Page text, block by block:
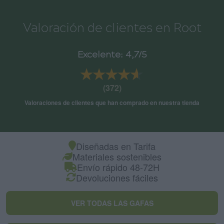
Valoración de clientes en Root
Excelente: 4,7/5
★★★★★
★★★★★
(372)
Valoraciones de clientes que han comprado en nuestra tienda
Diseñadas en Tarifa
Materiales sostenibles
Envío rápido 48-72H
Devoluciones fáciles
VER TODAS LAS GAFAS